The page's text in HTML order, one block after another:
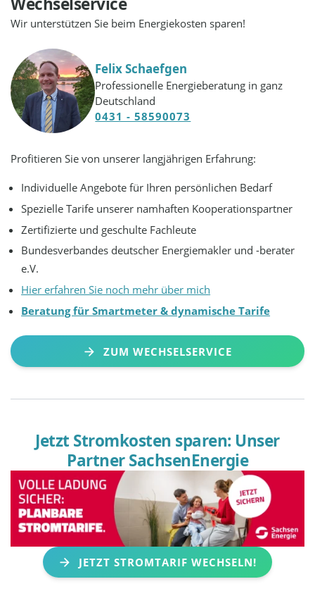
Wir unterstützen Sie beim Energiekosten sparen!
Felix Schaefgen
Professionelle Energieberatung in ganz
Deutschland
0431 - 58590073
Profitieren Sie von unserer langjährigen Erfahrung:
Individuelle Angebote für Ihren persönlichen Bedarf
Spezielle Tarife unserer namhaften Kooperationspartner
Zertifizierte und geschulte Fachleute
Bundesverbandes deutscher Energiemakler und -berater
e.V.
Hier erfahren Sie noch mehr über mich
Beratung für Smartmeter & dynamische Tarife
ZUM WECHSELSERVICE
Jetzt Stromkosten sparen: Unser
Partner SachsenEnergie
JETZT STROMTARIF WECHSELN!